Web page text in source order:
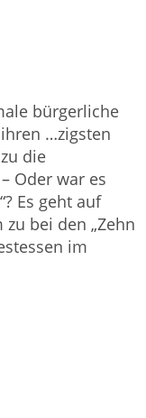
bürgerliche
…zigsten
die
Oder war es
Es geht auf
bei den „Zehn
im